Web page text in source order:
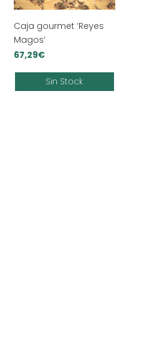
Caja gourmet ‘Reyes
Magos’
67,29€
Sin Stock